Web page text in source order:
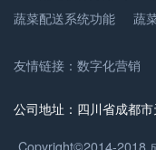
蔬菜配送系统功能
蔬
友情链接： 数字化营销
公司地址：四川省成都
Copyright©2014-2018